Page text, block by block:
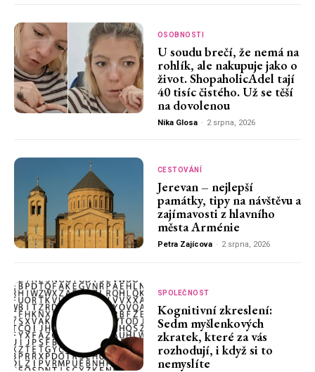
OSOBNOSTI
U soudu brečí, že nemá na
rohlík, ale nakupuje jako o
život. ShopaholicAdel tají
40 tisíc čistého. Už se těší
na dovolenou
Nika Glosa - 2 srpna, 2026
CESTOVÁNÍ
Jerevan – nejlepší
památky, tipy na návštěvu a
zajímavosti z hlavního
města Arménie
Petra Zajícova - 2 srpna, 2026
SPOLEČNOST
Kognitivní zkreslení:
Sedm myšlenkových
zkratek, které za vás
rozhodují, i když si to
nemyslíte